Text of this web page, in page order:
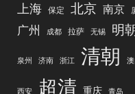
上海 保定 北京 南京
广州 成都 拉萨 无锡 明
泉州 济南 浙江 清朝
西安 超清 重庆 青岛